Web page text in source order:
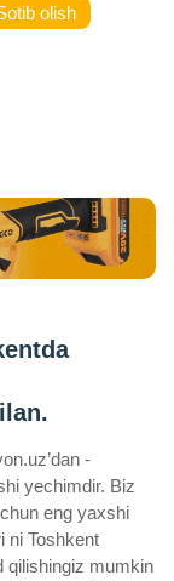
olish
-
yechimdir. Biz
eng yaxshi
ni Toshkent
qilishingiz mumkin